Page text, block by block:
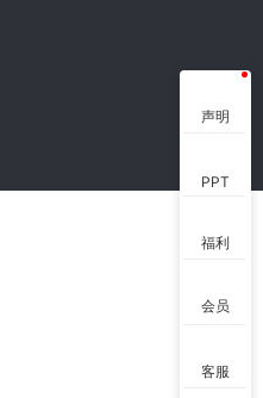
声明
PPT
福利
会员
客服